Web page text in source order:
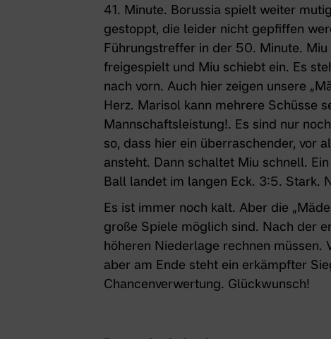
41. Minute. Borussia spielt weiter
gestoppt, die leider nicht gepfiffen
Führungstreffer in der 50. Minute.
freigespielt und Miu schiebt ein. Es
nach vorn. Auch hier zeigen unsere
Herz. Marisol kann mehrere Schüsse
Mannschaftsleistung!. Es sind nur
so, dass hier ein überraschender, vor
ansteht. Dann schaltet Miu schnell.
Ball landet im langen Eck. 3:5. Stark.
Es ist immer noch kalt. Aber die
große Spiele möglich sind. Nach der
höheren Niederlage rechnen müssen.
aber am Ende steht ein erkämpfter
Chancenverwertung. Glückwunsch!